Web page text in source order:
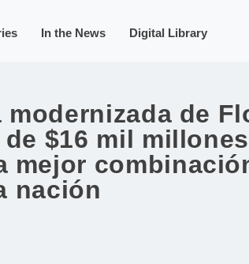
In the News Digital Library
de
$16 mil
nación